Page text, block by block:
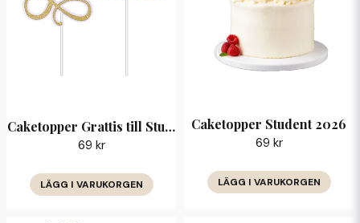
Caketopper Grattis till Studenten 2026
69 kr
LÄGG I VARUKORGEN
Caketopper Student 2026
69 kr
LÄGG I VARUKORGEN